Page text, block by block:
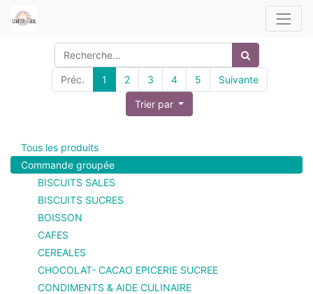
Préc. 1 2 3 4 5 Suivante
Trier par
Tous les produits
Commande groupée
BISCUITS SALES
BISCUITS SUCRES
BOISSON
CAFES
CEREALES
CHOCOLAT- CACAO EPICERIE SUCREE
CONDIMENTS & AIDE CULINAIRE